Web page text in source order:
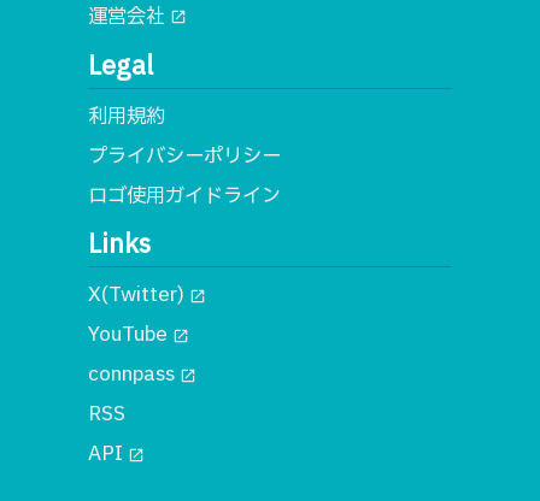
運営会社 open_in_new
Legal
利用規約
プライバシーポリシー
ロゴ使用ガイドライン
Links
X(Twitter) open_in_new
YouTube open_in_new
connpass open_in_new
RSS
API open_in_new